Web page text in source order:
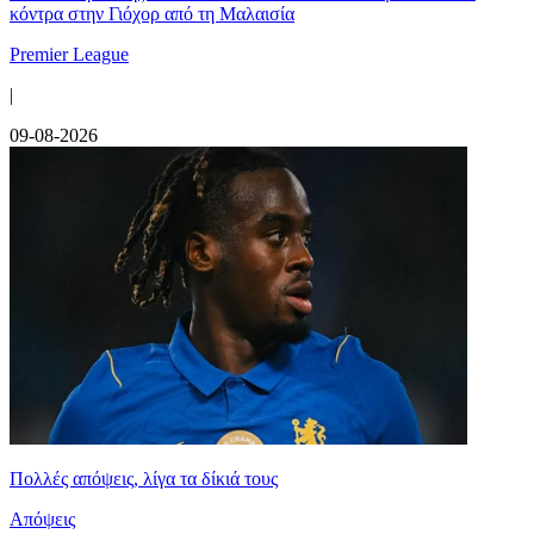
κόντρα στην Γιόχορ από τη Μαλαισία
Premier League
|
09-08-2026
Πολλές απόψεις, λίγα τα δίκιά τους
Απόψεις